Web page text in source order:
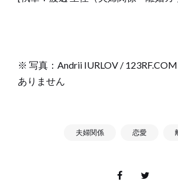
※ 写真：Andrii IURLOV /
ありません
夫婦関係 恋愛